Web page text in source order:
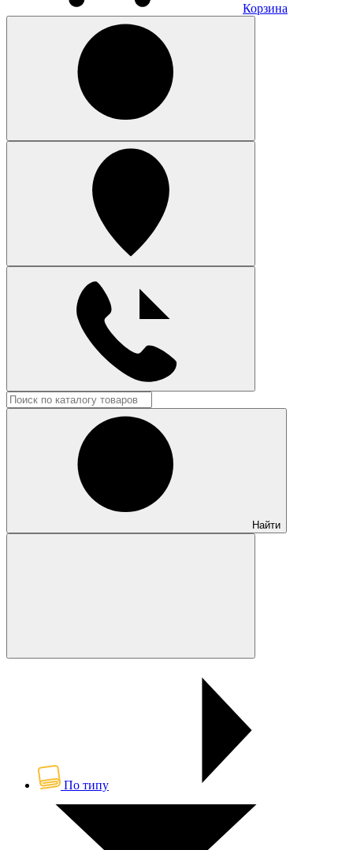
Корзина
Найти
По типу